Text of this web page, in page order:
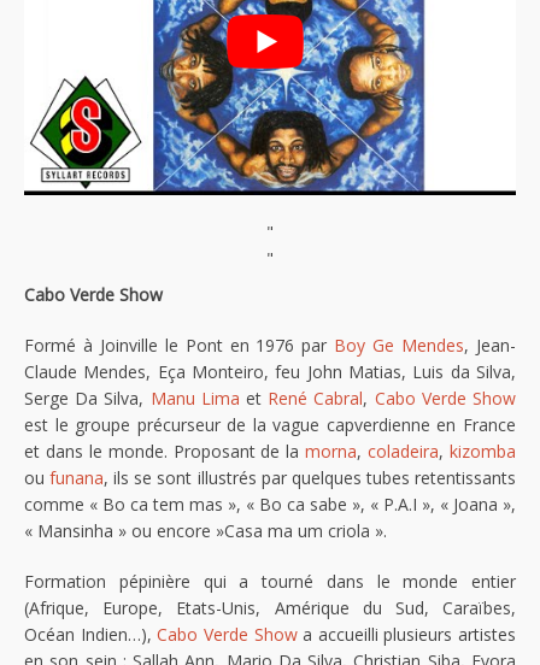
"
"
Cabo Verde Show
Formé à Joinville le Pont en 1976 par Boy Ge Mendes, Jean-
Claude Mendes, Eça Monteiro, feu John Matias, Luis da Silva,
Serge Da Silva, Manu Lima et René Cabral, Cabo Verde Show
est le groupe précurseur de la vague capverdienne en France
et dans le monde. Proposant de lamorna,coladeira,kizomba
oufunana, ils se sont illustrés par quelques tubes retentissants
comme « Bo ca tem mas », « Bo ca sabe », « P.A.I », « Joana »,
« Mansinha » ou encore »Casa ma um criola ».
Formation pépinière qui a tourné dans le monde entier
(Afrique, Europe, Etats-Unis, Amérique du Sud, Caraïbes,
Océan Indien…),Cabo Verde Showa accueilli plusieurs artistes